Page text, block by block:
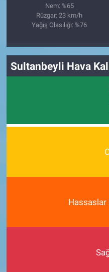
Nem: %65
Rüzgar: 23 km/h
Yağış Olasılığı: %76
Sultanbeyli Hava
Hassaslar